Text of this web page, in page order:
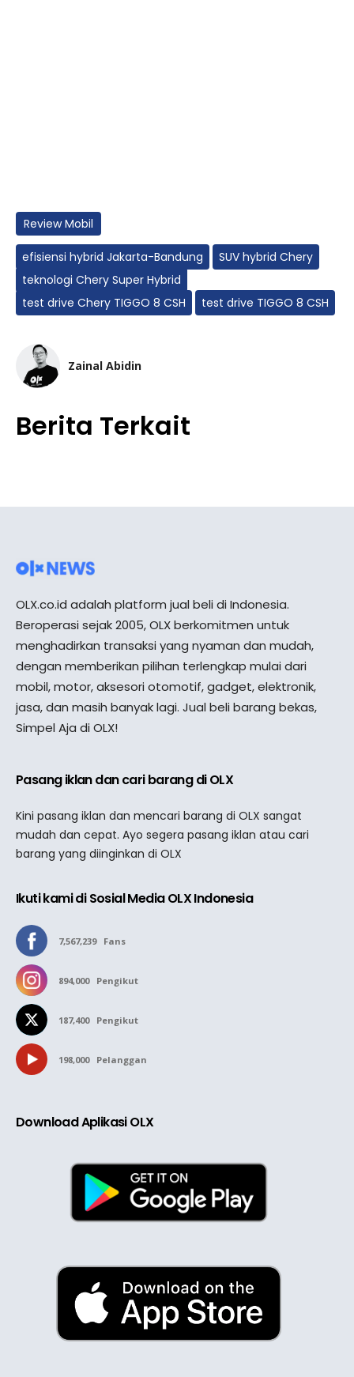
Review Mobil
efisiensi hybrid Jakarta-Bandung
SUV hybrid Chery
teknologi Chery Super Hybrid
test drive Chery TIGGO 8 CSH
test drive TIGGO 8 CSH
Zainal Abidin
Berita Terkait
OLX.co.id adalah platform jual beli di Indonesia.
Beroperasi sejak 2005, OLX berkomitmen untuk
menghadirkan transaksi yang nyaman dan mudah,
dengan memberikan pilihan terlengkap mulai dari
mobil, motor, aksesori otomotif, gadget, elektronik,
jasa, dan masih banyak lagi. Jual beli barang bekas,
Simpel Aja di OLX!
Pasang iklan dan cari barang di OLX
Kini pasang iklan dan mencari barang di OLX sangat
mudah dan cepat. Ayo segera pasang iklan atau cari
barang yang diinginkan di OLX
Ikuti kami di Sosial Media OLX Indonesia
7,567,239 Fans
894,000 Pengikut
187,400 Pengikut
198,000 Pelanggan
Download Aplikasi OLX